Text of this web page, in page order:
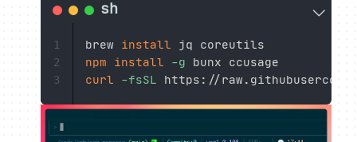
brew install
npm
install -g
curl
-fsSL https://
1
2
3